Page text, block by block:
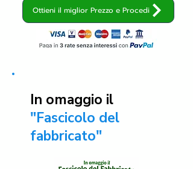
Ottieni il miglior Prezzo e Procedi
In omaggio il
"Fascicolo del
fabbricato"